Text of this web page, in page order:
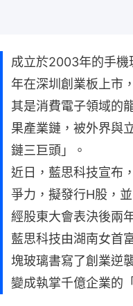
成立於2003年的手機
年在深圳創業板上市
其是消費電子領域的
果產業鏈，被外界與
鏈三巨頭」。
近日，藍思科技宣布
爭力，擬發行H股，
經股東大會表決後兩
藍思科技由湖南女首
塊玻璃書寫了創業逆
變成執掌千億企業的